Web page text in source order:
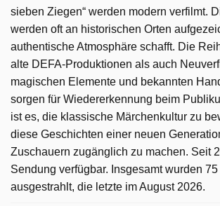
sieben Ziegen“ werden modern verfilmt.
werden oft an historischen Orten
authentische Atmosphäre schafft. Die
alte DEFA-Produktionen als auch
magischen Elemente und bekannten
sorgen für Wiedererkennung beim
ist es, die klassische Märchenkultur zu
diese Geschichten einer neuen
Zuschauern zugänglich zu machen. Seit
Sendung verfügbar. Insgesamt wurden
ausgestrahlt, die letzte im August 2026.